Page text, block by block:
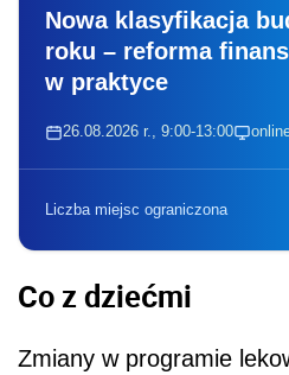
Nowa klasyfikacja
roku – reforma
w praktyce
26.08.2026 r., 9:00-13:00
Liczba miejsc ograniczona
Co z dziećmi
Zmiany w programie